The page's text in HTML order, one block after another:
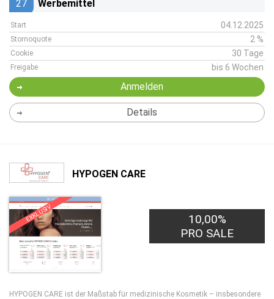
27 Werbemittel
Start 04.12.2025
Stornoquote 2 %
Cookie 30 Tage
Freigabe bis 6 Wochen
Anmelden
Details
HYPOGEN CARE
EXKLUSIV
10,00%
PRO SALE
HYPOGEN CARE ist der Maßstab für medizinische Kosmetik – insbesondere